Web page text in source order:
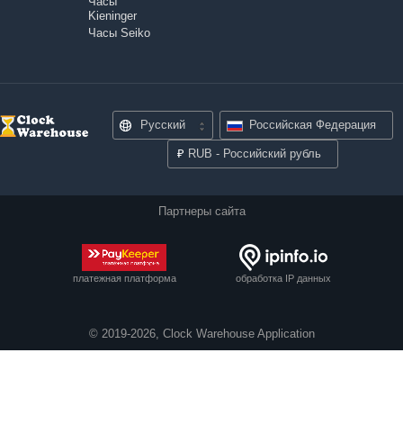
Kieninger
Часы Seiko
Русский Российская Федерация
₽ RUB - Российский рубль
Партнеры сайта
платежная платформа обработка IP данных
© 2019-2026, Clock Warehouse Application